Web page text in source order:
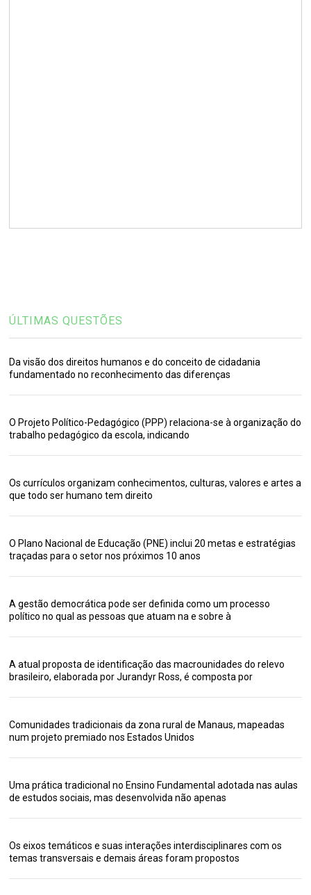
ÚLTIMAS QUESTÕES
Da visão dos direitos humanos e do conceito de cidadania
fundamentado no reconhecimento das diferenças
O Projeto Político-Pedagógico (PPP) relaciona-se à organização do
trabalho pedagógico da escola, indicando
Os currículos organizam conhecimentos, culturas, valores e artes a
que todo ser humano tem direito
O Plano Nacional de Educação (PNE) inclui 20 metas e estratégias
traçadas para o setor nos próximos 10 anos
A gestão democrática pode ser definida como um processo
político no qual as pessoas que atuam na e sobre à
A atual proposta de identificação das macrounidades do relevo
brasileiro, elaborada por Jurandyr Ross, é composta por
Comunidades tradicionais da zona rural de Manaus, mapeadas
num projeto premiado nos Estados Unidos
Uma prática tradicional no Ensino Fundamental adotada nas aulas
de estudos sociais, mas desenvolvida não apenas
Os eixos temáticos e suas interações interdisciplinares com os
temas transversais e demais áreas foram propostos